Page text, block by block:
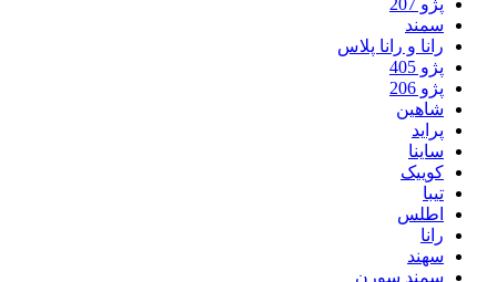
سمند
رانا و رانا پلاس
پژو 405
پژو 206
شاهین
پراید
ساینا
کوییک
تیبا
اطلس
رانا
سهند
سمند سورن